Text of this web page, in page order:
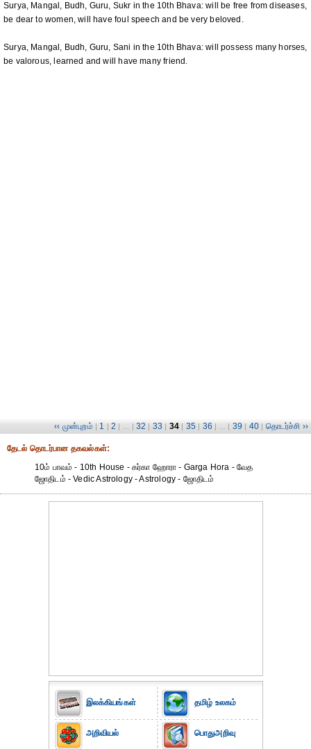
Surya, Mangal, Budh, Guru, Sukr in the 10th Bhava: will be free from diseases,
be dear to women, will have foul speech and be very beloved.
Surya, Mangal, Budh, Guru, Sani in the 10th Bhava: will possess many horses,
be valorous, learned and will have many friend.
‹‹ முன்புறம் | 1 | 2 | ... | 32 | 33 | 34 | 35 | 36 | ... | 39 | 40 | தொடர்ச்சி ››
தேட‌ல் தொட‌ர்பான தகவ‌ல்க‌ள்:
10ம் பாவம் - 10th House - கர்கா ஹோரா - Garga Hora - வேத
ஜோதிடம் - Vedic Astrology - Astrology - ஜோதிடம்
இலக்கியங்கள்
அறிவியல்
தமிழ் உலகம்
பொதுஅறிவு